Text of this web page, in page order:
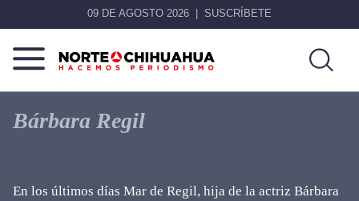
09 DE AGOSTO 2026 SUSCRÍBETE
Norte
Chihuahua
Más
que
noticias,
Bárbara Regil
En los últimos días Mar de Regil, hija de la actriz Bárbara